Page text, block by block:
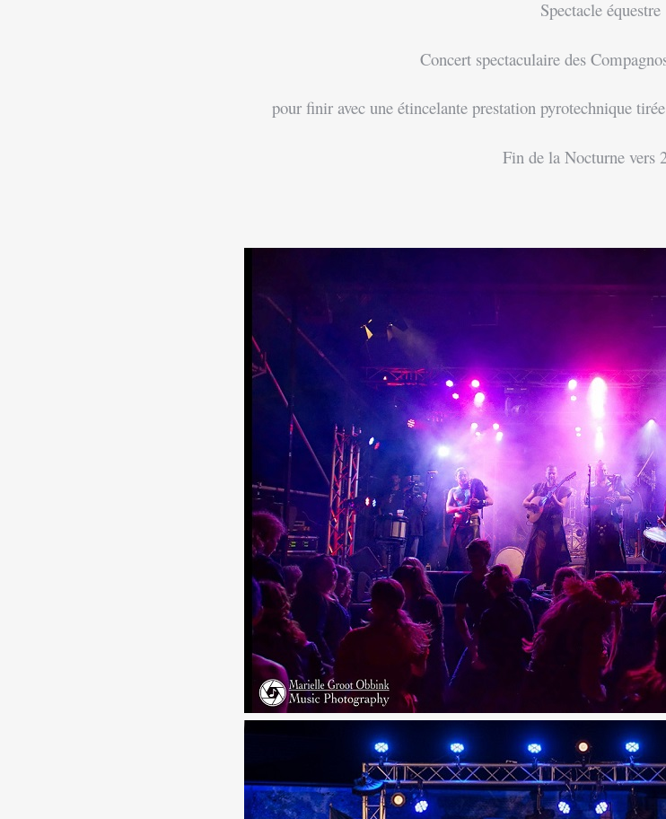
Spectacle équestre
Concert spectaculaire des
pour finir avec une étincelante prestation pyrotechnique
Fin de la Nocturne vers